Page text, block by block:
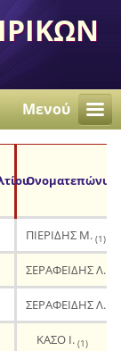
Μενού
ΠΙΕΡΙΔΗΣ Μ.(1)
ΣΕΡΑΦΕΙΔΗΣ Λ.
ΣΕΡΑΦΕΙΔΗΣ Λ.
ΚΑΣΟ Ι. (1)